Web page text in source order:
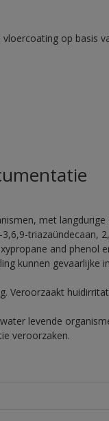
op basis
met
triazaündecaan,
and phenol
kunnen gevaarlijke
Veroorzaakt
levende
veroorzaken.